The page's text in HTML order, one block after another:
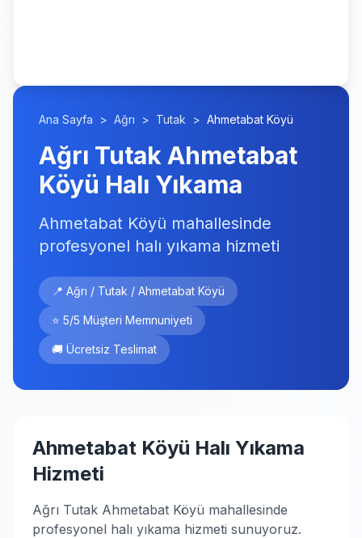
Ana Sayfa > Ağrı > Tutak > Ahmetabat Köyü
Ağrı Tutak Ahmetabat
Köyü Halı Yıkama
Ahmetabat Köyü mahallesinde
profesyonel halı yıkama hizmeti
📍 Ağrı / Tutak / Ahmetabat Köyü
⭐ 5/5 Müşteri Memnuniyeti
🚚 Ücretsiz Teslimat
Ahmetabat Köyü Halı Yıkama
Hizmeti
Ağrı Tutak Ahmetabat Köyü mahallesinde
profesyonel halı yıkama hizmeti sunuyoruz.